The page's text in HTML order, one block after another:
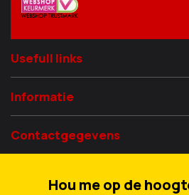
Usefull links
Informatie
Contactgegevens
Hou me op de